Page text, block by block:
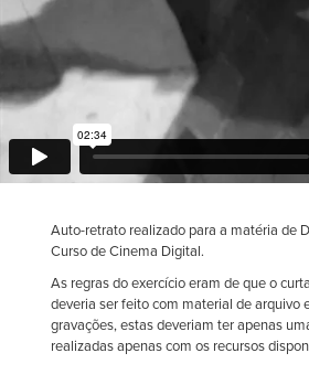
Auto-retrato realizado para a matéria de
Curso de Cinema Digital.
As regras do exercício eram de que o
deveria ser feito com material de arquivo
gravações, estas deveriam ter apenas
realizadas apenas com os recursos